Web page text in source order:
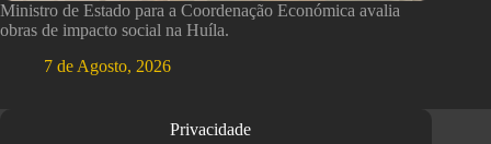
Ministro de Estado para a Coordenação Económica avalia
obras de impacto social na Huíla.
7 de Agosto, 2026
Privacidade